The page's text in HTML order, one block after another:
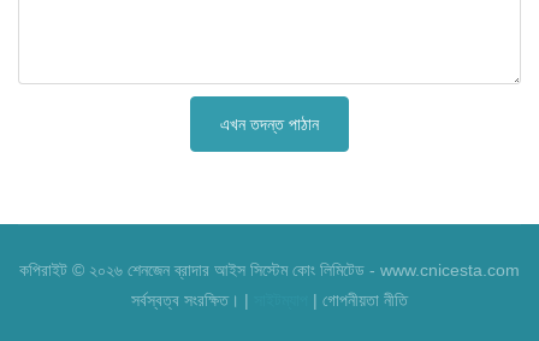
এখন তদন্ত পাঠান
কপিরাইট © ২০২৬ শেনজেন ব্রাদার আইস সিস্টেম কোং লিমিটেড - www.cnicesta.com
সর্বস্বত্ব সংরক্ষিত। |
| গোপনীয়তা নীতি